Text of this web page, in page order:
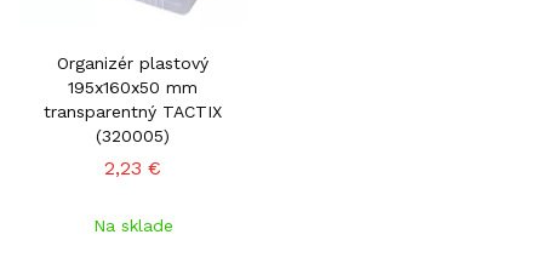
Organizér plastový
195x160x50 mm
transparentný TACTIX
(320005)
2,23 €
Na sklade